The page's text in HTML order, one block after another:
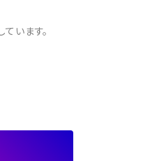
います。